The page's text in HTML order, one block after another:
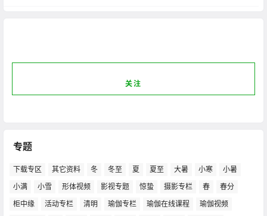
关注
专题
下载专区 其它资料 冬 冬至 夏 夏至 大暑 小寒
小暑
小满
小雪 形体视频 影视专题 惊蛰 摄影专栏 春
春分
柜中缘
活动专栏 清明 瑜伽专栏 瑜伽在线课程
瑜伽视频